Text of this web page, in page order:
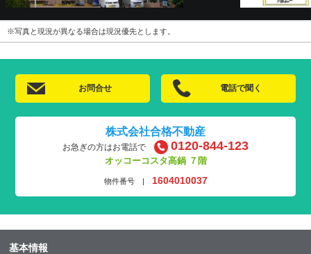
※写真と現況が異なる場合は現況優先とします。
お問合せ 電話で聞く
株式会社合格不動産
お急ぎの方はお電話で 0120-844-123
オッコーコスタ高鍋 ７階
物件番号 | 1604010037
基本情報